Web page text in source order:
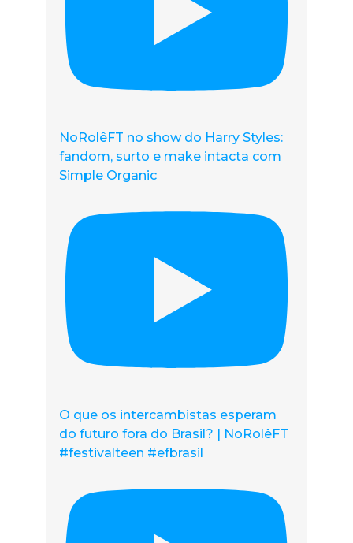
NoRolêFT no show do Harry Styles:
fandom, surto e make intacta com
Simple Organic
O que os intercambistas esperam
do futuro fora do Brasil? | NoRolêFT
#festivalteen #efbrasil